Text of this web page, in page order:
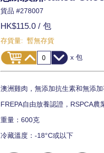
貨品 #278007
HK$115.0 / 包
存貨量: 暫無存貨
x 包
澳洲雞肉，無添加抗生素和無添
FREPA自由放養認證，RSPCA農
重量：600克
冷藏溫度：-18°C或以下